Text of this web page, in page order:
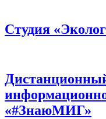
Студия
«#ЗнаюМИГ»